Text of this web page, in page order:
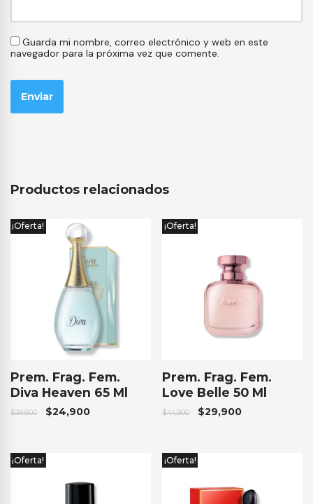
Guarda mi nombre, correo electrónico y web en este
navegador para la próxima vez que comente.
Productos relacionados
¡Oferta!
Prem. Frag. Fem.
Diva Heaven 65 Ml
$39,900 $24,900
¡Oferta!
Prem. Frag. Fem.
Love Belle 50 Ml
$44,900 $29,900
¡Oferta! ¡Oferta!